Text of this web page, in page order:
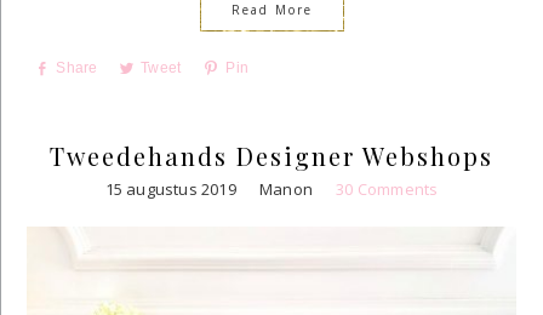
Read More
Share Tweet Pin
Tweedehands Designer Webshops
15 augustus 2019 Manon 30 Comments